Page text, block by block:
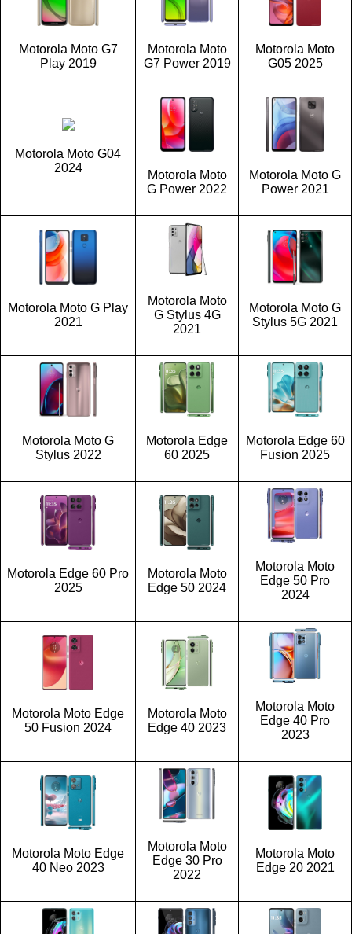
Motorola Moto G7
Play 2019
Motorola Moto
G7 Power 2019
Motorola Moto
G05 2025
Motorola Moto G04
2024
Motorola Moto
G Power 2022
Motorola Moto G
Power 2021
Motorola Moto G Play
2021
Motorola Moto
G Stylus 4G
2021
Motorola Moto G
Stylus 5G 2021
Motorola Moto G
Stylus 2022
Motorola Edge
60 2025
Motorola Edge 60
Fusion 2025
Motorola Edge 60 Pro
2025
Motorola Moto
Edge 50 2024
Motorola Moto
Edge 50 Pro
2024
Motorola Moto Edge
50 Fusion 2024
Motorola Moto
Edge 40 2023
Motorola Moto
Edge 40 Pro
2023
Motorola Moto Edge
40 Neo 2023
Motorola Moto
Edge 30 Pro
2022
Motorola Moto
Edge 20 2021